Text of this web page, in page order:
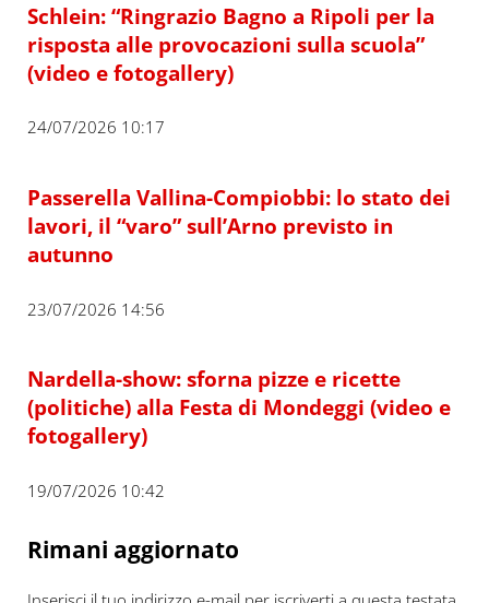
Schlein: “Ringrazio Bagno a Ripoli per la
risposta alle provocazioni sulla scuola”
(video e fotogallery)
24/07/2026 10:17
Passerella Vallina-Compiobbi: lo stato dei
lavori, il “varo” sull’Arno previsto in
autunno
23/07/2026 14:56
Nardella-show: sforna pizze e ricette
(politiche) alla Festa di Mondeggi (video e
fotogallery)
19/07/2026 10:42
Rimani aggiornato